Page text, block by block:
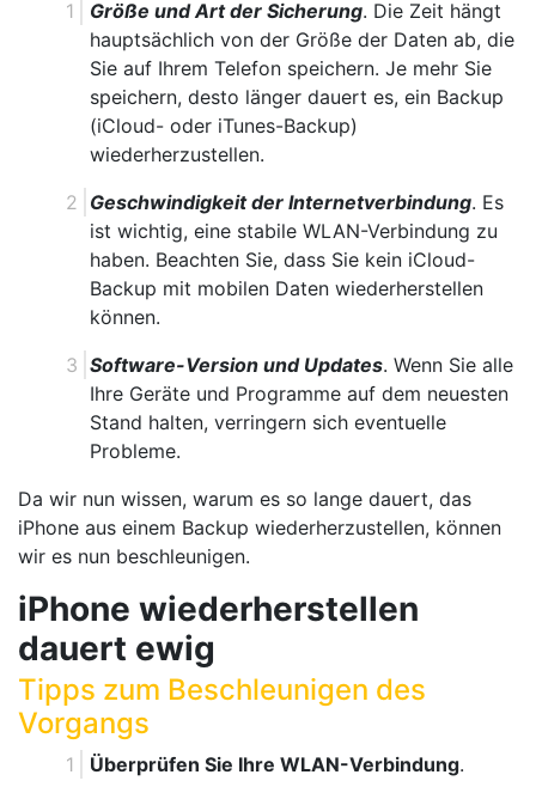
Größe und Art der Sicherung. Die Zeit hängt
hauptsächlich von der Größe der Daten ab, die
Sie auf Ihrem Telefon speichern. Je mehr Sie
speichern, desto länger dauert es, ein Backup
(iCloud- oder iTunes-Backup)
wiederherzustellen.
Geschwindigkeit der Internetverbindung. Es
ist wichtig, eine stabile WLAN-Verbindung zu
haben. Beachten Sie, dass Sie kein iCloud-
Backup mit mobilen Daten wiederherstellen
können.
Software-Version und Updates. Wenn Sie alle
Ihre Geräte und Programme auf dem neuesten
Stand halten, verringern sich eventuelle
Probleme.
Da wir nun wissen, warum es so lange dauert, das
iPhone aus einem Backup wiederherzustellen, können
wir es nun beschleunigen.
iPhone wiederherstellen
dauert ewig
Tipps zum Beschleunigen des
Vorgangs
Überprüfen Sie Ihre WLAN-Verbindung.